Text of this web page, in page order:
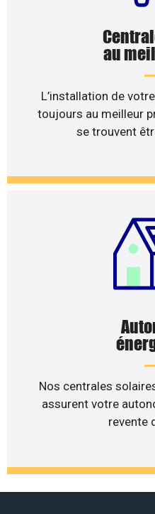
au
L’installation de
toujours au meilleur
se trouvent
Nos centrales
assurent votre
revente